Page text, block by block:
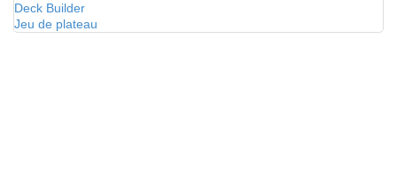
Deck Builder
Jeu de plateau